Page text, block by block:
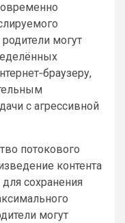
могут
с агрессивной
потокового
контента
сохранения
могут